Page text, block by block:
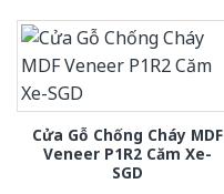
Cửa Gỗ Chống Cháy MDF
Veneer P1R2 Căm Xe-
SGD